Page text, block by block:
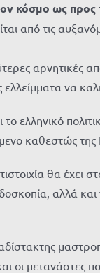
κόσμο ως προς
από τις
αρνητικές
να
καθεστώς της
θα
αλλά
μετανάστες